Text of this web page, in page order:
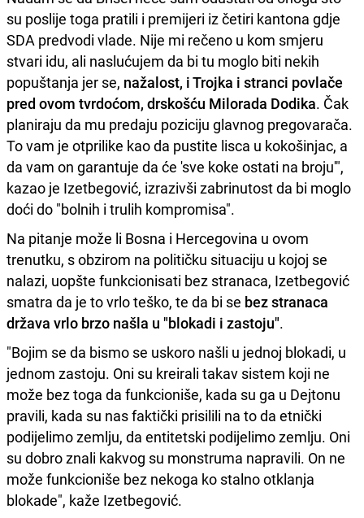
su poslije toga pratili i premijeri iz četiri kantona gdje
SDA predvodi vlade. Nije mi rečeno u kom smjeru
stvari idu, ali naslućujem da bi tu moglo biti nekih
popuštanja jer se, nažalost, i Trojka i stranci povlače
pred ovom tvrdoćom, drskošću Milorada Dodika. Čak
planiraju da mu predaju poziciju glavnog pregovarača.
To vam je otprilike kao da pustite lisca u kokošinjac, a
da vam on garantuje da će 'sve koke ostati na broju'",
kazao je Izetbegović, izrazivši zabrinutost da bi moglo
doći do "bolnih i trulih kompromisa".
Na pitanje može li Bosna i Hercegovina u ovom
trenutku, s obzirom na političku situaciju u kojoj se
nalazi, uopšte funkcionisati bez stranaca, Izetbegović
smatra da je to vrlo teško, te da bi se bez stranaca
država vrlo brzo našla u "blokadi i zastoju".
"Bojim se da bismo se uskoro našli u jednoj blokadi, u
jednom zastoju. Oni su kreirali takav sistem koji ne
može bez toga da funkcioniše, kada su ga u Dejtonu
pravili, kada su nas faktički prisilili na to da etnički
podijelimo zemlju, da entitetski podijelimo zemlju. Oni
su dobro znali kakvog su monstruma napravili. On ne
može funkcioniše bez nekoga ko stalno otklanja
blokade", kaže Izetbegović.